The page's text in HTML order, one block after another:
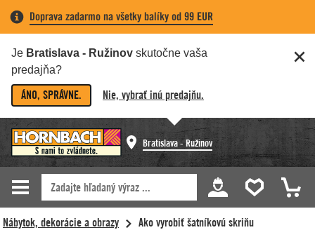
Doprava zadarmo na všetky balíky od 99 EUR
Je Bratislava - Ružinov skutočne vaša
predajňa?
ÁNO, SPRÁVNE. Nie, vybrať inú predajňu.
Bratislava - Ružinov